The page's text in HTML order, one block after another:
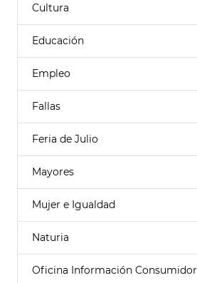
Cultura
Educación
Empleo
Fallas
Feria de Julio
Mayores
Mujer e Igualdad
Naturia
Oficina Información Consumidor